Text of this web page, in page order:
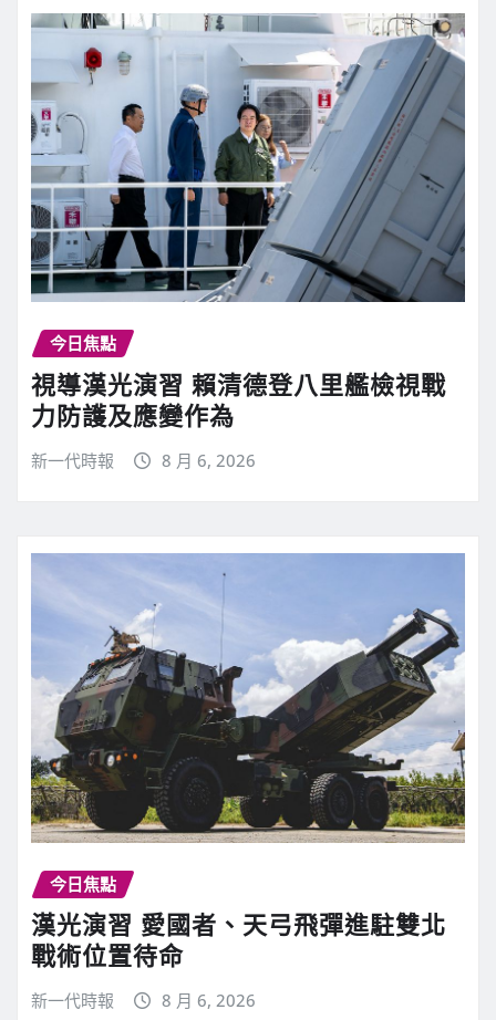
今日焦點
視導漢光演習 賴清德登八里艦檢視戰
力防護及應變作為
新一代時報 8 月 6, 2026
今日焦點
漢光演習 愛國者、天弓飛彈進駐雙北
戰術位置待命
新一代時報 8 月 6, 2026